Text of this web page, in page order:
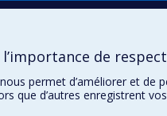
Voir sur Plan
l’importance de
permet d’améliorer et
que d’autres enregistrent